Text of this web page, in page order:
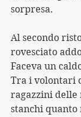
sorpresa.
Al secondo
rovesciato
Faceva un
Tra i volontari
ragazzini delle
stanchi quanto